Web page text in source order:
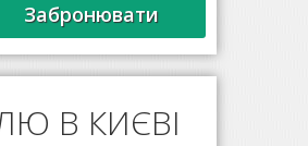
Забронювати
В КИЄВІ